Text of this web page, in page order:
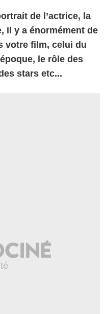
de l’actrice, la
il y a énormément de
votre film, celui du
le rôle des
stars etc...